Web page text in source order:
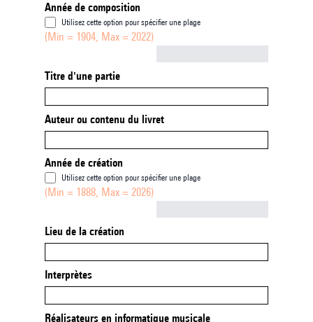
Année de composition
Utilisez cette option pour spécifier une plage
(Min = 1904, Max = 2022)
Titre d'une partie
Auteur ou contenu du livret
Année de création
Utilisez cette option pour spécifier une plage
(Min = 1888, Max = 2026)
Lieu de la création
Interprètes
Réalisateurs en informatique musicale